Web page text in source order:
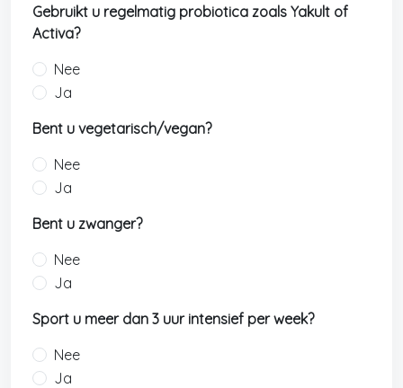
Gebruikt u regelmatig probiotica zoals Yakult of
Activa?
Nee
Ja
Bent u vegetarisch/vegan?
Nee
Ja
Bent u zwanger?
Nee
Ja
Sport u meer dan 3 uur intensief per week?
Nee
Ja